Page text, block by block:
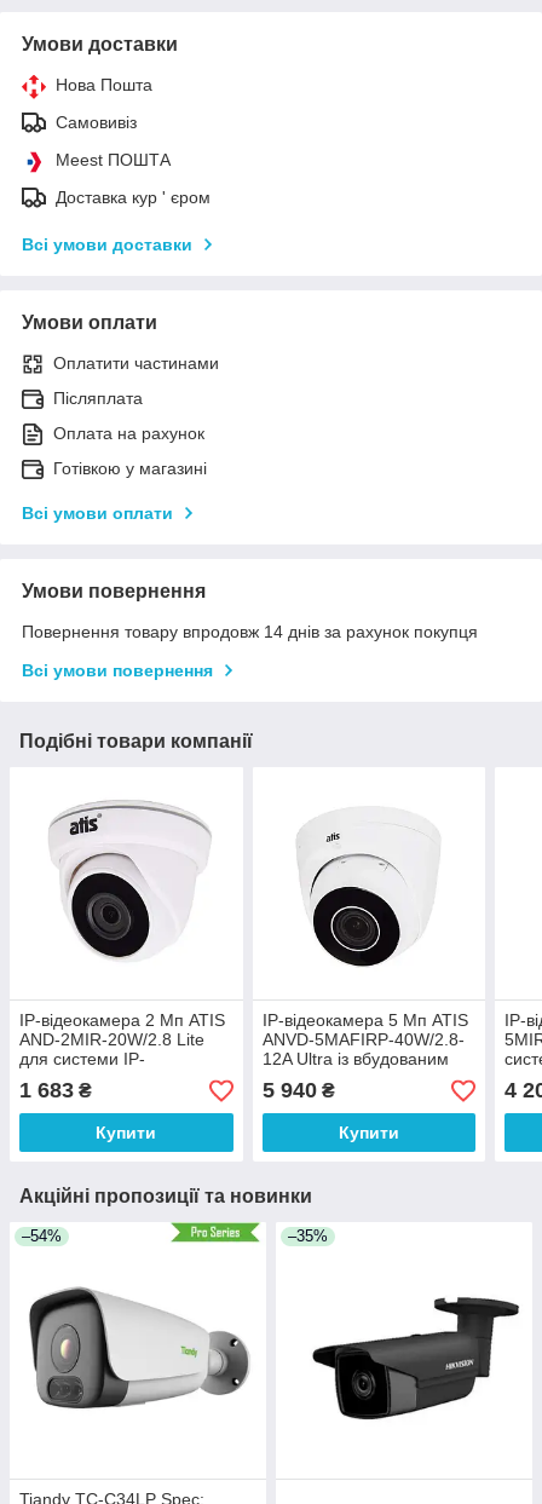
Умови доставки
Нова Пошта
Самовивіз
Meest ПОШТА
Доставка кур ' єром
Всі умови доставки
Умови оплати
Оплатити частинами
Післяплата
Оплата на рахунок
Готівкою у магазині
Всі умови оплати
Умови повернення
Повернення товару впродовж 14 днів за рахунок покупця
Всі умови повернення
Подібні товари компанії
IP-відеокамера 2 Мп ATIS
AND-2MIR-20W/2.8 Lite
для системи IP-
відеоспостереження
1 683 ₴
Купити
IP-відеокамера 5 Мп ATIS
ANVD-5MAFIRP-40W/2.8-
12A Ultra із вбудованим
мікрофоном для системи
IP-відеоспостереження
5 940₴
Купити
IP-
4
Акційні пропозиції та новинки
–54%
Tiandy TC-C34LP Spec:
–35%